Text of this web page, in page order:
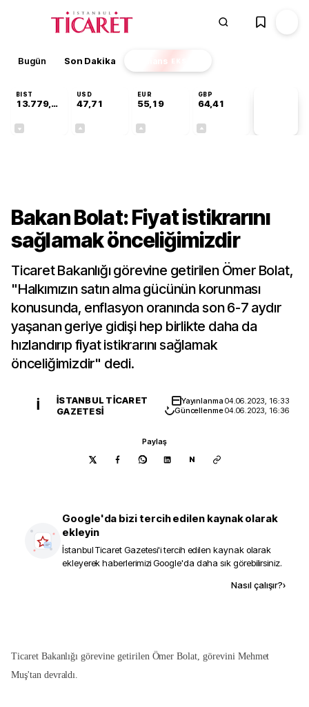
Bugün Son Dakika Finans EKSTRA
BIST
13.779,39
USD
47,71
EUR
55,19
GBP
64,41
Bakan Bolat: Fiyat istikrarını
sağlamak önceliğimizdir
Ticaret Bakanlığı görevine getirilen Ömer Bolat,
"Halkımızın satın alma gücünün korunması
konusunda, enflasyon oranında son 6-7 aydır
yaşanan geriye gidişi hep birlikte daha da
hızlandırıp fiyat istikrarını sağlamak
önceliğimizdir" dedi.
İ
İSTANBUL TICARET
GAZETESI
Yayınlanma04.06.2023, 16:33
Güncellenme04.06.2023, 16:36
Paylaş
N
Google'da bizi tercih edilen kaynak olarak
ekleyin
İstanbul Ticaret Gazetesi'i tercih edilen kaynak olarak
ekleyerek haberlerimizi Google'da daha sık görebilirsiniz.
Nasıl çalışır?›
Ticaret Bakanlığı görevine getirilen Ömer Bolat, görevini Mehmet
Muş'tan devraldı.